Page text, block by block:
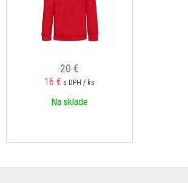
20 €
16 € s DPH / ks
Na sklade